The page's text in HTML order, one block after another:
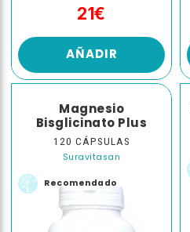
21€
AÑADIR
Magnesio
Bisglicinato Plus
120 CÁPSULAS
Suravitasan
Recomendado